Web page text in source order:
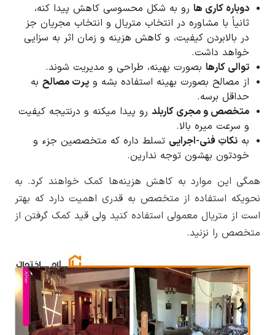
دوباره کاری ها رو به شکل محسوسی کاهش پیدا کنه،
ثانیاً با مشاوره در انتخاب متریال و انتخاب مجریان جز
در بالابردن کیفیت، و کاهش هزینه و زمان اثر به سزایی
خواهد داشت.
توالی کارها بصورت بهینه، طراحی و مدیریت شوند.
از مصالح بصورت بهینه استفاده بشه و پرت مصالح به
حداقل برسه.
متخصص و مجری کاربلد رو پیدا میکنه و درنتیجه کیفیت
و سرعت میره بالا.
به نکاتِ فنی-اجرایی تسلط داره که متخصصین جزء و
خودتون بهشون توجه ندارین.
همگی این موارد به کاهش هزینه‌ها کمک خواهند کرد. به
نحویکه استفاده از متخصص به قدری اهمیت دارد که بهتر
است از متریال معمولی استفاده کنید ولی قید کمک گرفتن از
متخصص را نزنید.